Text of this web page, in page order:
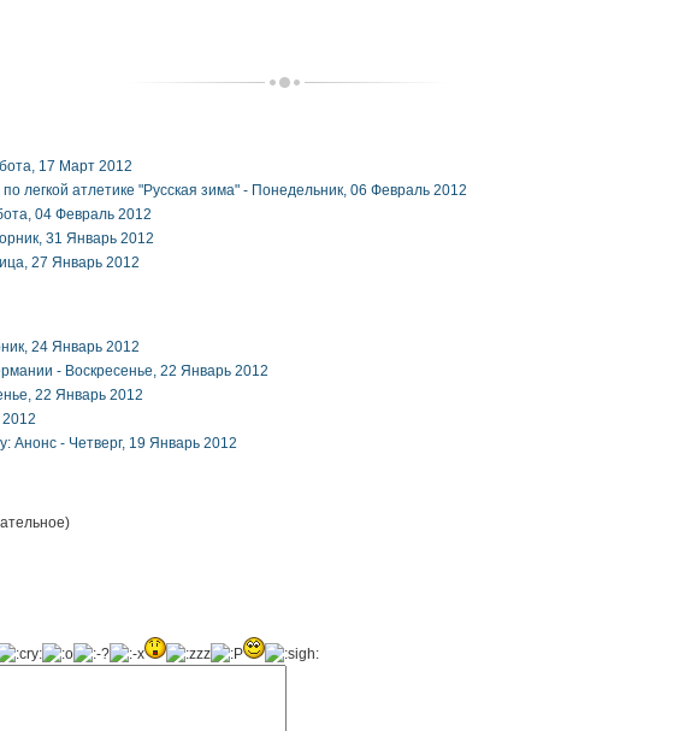
17 Март 2012
легкой атлетике "Русская зима" - Понедельник, 06 Февраль 2012
04 Февраль 2012
31 Январь 2012
27 Январь 2012
24 Январь 2012
- Воскресенье, 22 Январь 2012
22 Январь 2012
2012
Анонс - Четверг, 19 Январь 2012